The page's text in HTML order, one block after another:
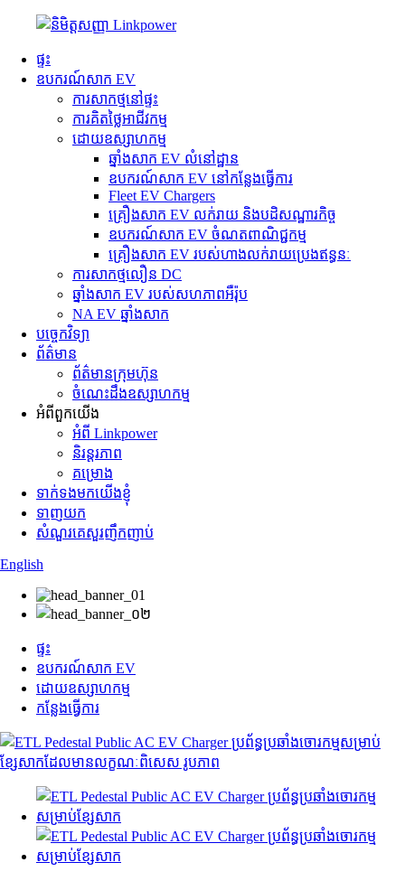
ផ្ទះ
ឧបករណ៍សាក EV
ការសាកថ្មនៅផ្ទះ
ការគិតថ្លៃអាជីវកម្ម
ដោយឧស្សាហកម្ម
ឆ្នាំងសាក EV លំនៅដ្ឋាន
ឧបករណ៍សាក EV នៅកន្លែងធ្វើការ
Fleet EV Chargers
គ្រឿងសាក EV លក់រាយ និងបដិសណ្ឋារកិច្ច
ឧបករណ៍សាក EV ចំណតពាណិជ្ជកម្ម
គ្រឿងសាក EV របស់ហាងលក់រាយប្រេងឥន្ធនៈ
ការសាកថ្មលឿន DC
ឆ្នាំងសាក EV របស់សហភាពអឺរ៉ុប
NA EV ឆ្នាំងសាក
បច្ចេកវិទ្យា
ព័ត៌មាន
ព័ត៌មានក្រុមហ៊ុន
ចំណេះដឹងឧស្សាហកម្ម
អំពីពួកយើង
អំពី Linkpower
និរន្តរភាព
គម្រោង
ទាក់ទងមកយើងខ្ញុំ
ទាញយក
សំណួរគេសួរញឹកញាប់
English
ផ្ទះ
ឧបករណ៍សាក EV
ដោយឧស្សាហកម្ម
កន្លែងធ្វើការ